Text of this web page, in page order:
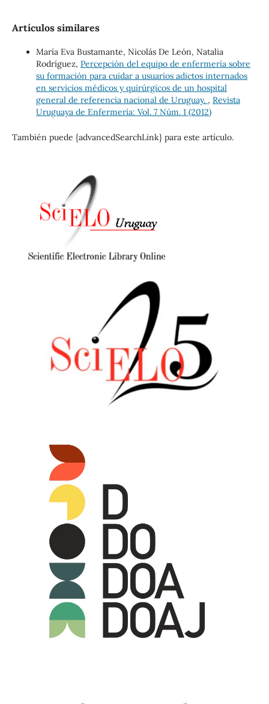
Artículos similares
María Eva Bustamante, Nicolás De León, Natalia
Rodríguez, Percepción del equipo de enfermería sobre
su formación para cuidar a usuarios adictos internados
en servicios médicos y quirúrgicos de un hospital
general de referencia nacional de Uruguay. , Revista
Uruguaya de Enfermería: Vol. 7 Núm. 1 (2012)
También puede {advancedSearchLink} para este artículo.